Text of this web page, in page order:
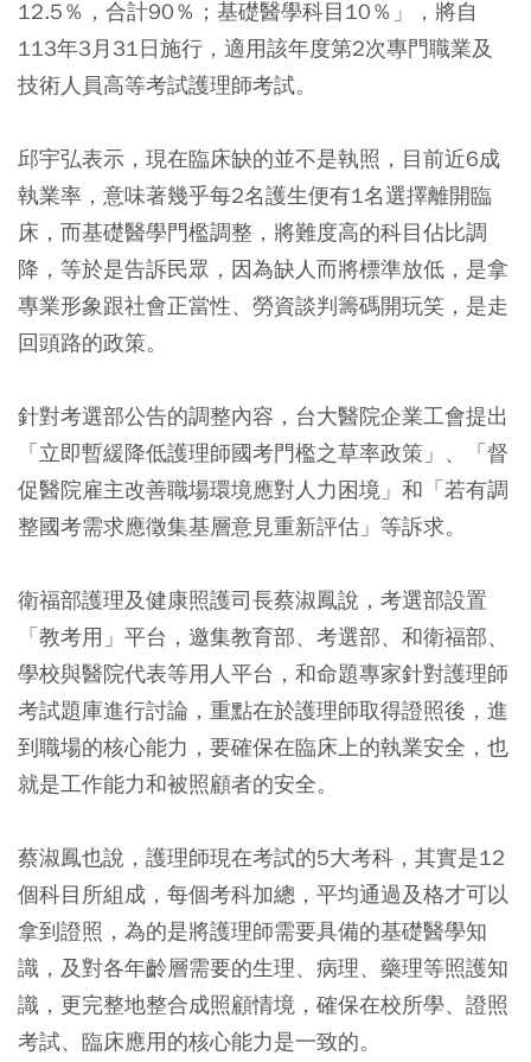
12.5％，合計90％；基礎醫學科目10％」，將自
113年3月31日施行，適用該年度第2次專門職業及
技術人員高等考試護理師考試。
邱宇弘表示，現在臨床缺的並不是執照，目前近6成
執業率，意味著幾乎每2名護生便有1名選擇離開臨
床，而基礎醫學門檻調整，將難度高的科目佔比調
降，等於是告訴民眾，因為缺人而將標準放低，是拿
專業形象跟社會正當性、勞資談判籌碼開玩笑，是走
回頭路的政策。
針對考選部公告的調整內容，台大醫院企業工會提出
「立即暫緩降低護理師國考門檻之草率政策」、「督
促醫院雇主改善職場環境應對人力困境」和「若有調
整國考需求應徵集基層意見重新評估」等訴求。
衛福部護理及健康照護司長蔡淑鳳說，考選部設置
「教考用」平台，邀集教育部、考選部、和衛福部、
學校與醫院代表等用人平台，和命題專家針對護理師
考試題庫進行討論，重點在於護理師取得證照後，進
到職場的核心能力，要確保在臨床上的執業安全，也
就是工作能力和被照顧者的安全。
蔡淑鳳也說，護理師現在考試的5大考科，其實是12
個科目所組成，每個考科加總，平均通過及格才可以
拿到證照，為的是將護理師需要具備的基礎醫學知
識，及對各年齡層需要的生理、病理、藥理等照護知
識，更完整地整合成照顧情境，確保在校所學、證照
考試、臨床應用的核心能力是一致的。